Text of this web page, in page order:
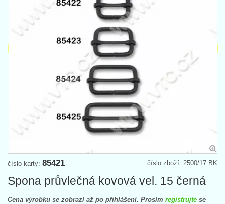
číslo zboží: 2500/17 BK
číslo karty: 85421
Spona průvlečná kovová vel. 15 černá
Cena výrobku se zobrazí až po přihlášení. Prosím registrujte se